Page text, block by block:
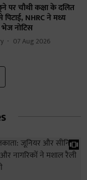
पर चौथी कक्षा के दलित
पिटाई, NHRC ने मध्य
नोटिस
07 Aug 2026